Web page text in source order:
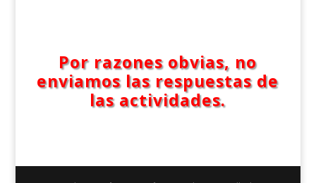
Por razones obvias, no
enviamos las respuestas de
las actividades.